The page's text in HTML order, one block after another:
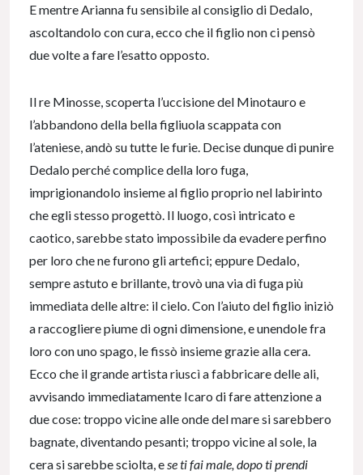
E mentre Arianna fu sensibile al consiglio di Dedalo,
ascoltandolo con cura, ecco che il figlio non ci pensò
due volte a fare l’esatto opposto.
Il re Minosse, scoperta l’uccisione del Minotauro e
l’abbandono della bella figliuola scappata con
l’ateniese, andò su tutte le furie. Decise dunque di punire
Dedalo perché complice della loro fuga,
imprigionandolo insieme al figlio proprio nel labirinto
che egli stesso progettò. Il luogo, così intricato e
caotico, sarebbe stato impossibile da evadere perfino
per loro che ne furono gli artefici; eppure Dedalo,
sempre astuto e brillante, trovò una via di fuga più
immediata delle altre: il cielo. Con l’aiuto del figlio iniziò
a raccogliere piume di ogni dimensione, e unendole fra
loro con uno spago, le fissò insieme grazie alla cera.
Ecco che il grande artista riuscì a fabbricare delle ali,
avvisando immediatamente Icaro di fare attenzione a
due cose: troppo vicine alle onde del mare si sarebbero
bagnate, diventando pesanti; troppo vicine al sole, la
cera si sarebbe sciolta, e se ti fai male, dopo ti prendi